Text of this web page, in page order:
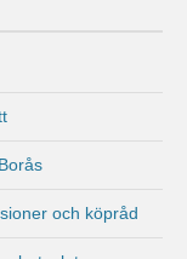
och köpråd